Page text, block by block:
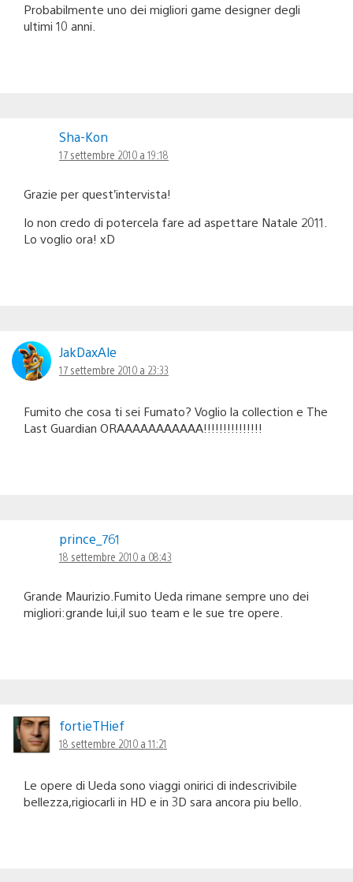
Probabilmente uno dei migliori game designer degli
ultimi 10 anni.
Sha-Kon
17 settembre 2010 a 19:18
Grazie per quest’intervista!
Io non credo di potercela fare ad aspettare Natale 2011.
Lo voglio ora! xD
JakDaxAle
17 settembre 2010 a 23:33
Fumito che cosa ti sei Fumato? Voglio la collection e The
Last Guardian ORAAAAAAAAAAA!!!!!!!!!!!!!!!
prince_761
18 settembre 2010 a 08:43
Grande Maurizio.Fumito Ueda rimane sempre uno dei
migliori:grande lui,il suo team e le sue tre opere.
fortieTHief
18 settembre 2010 a 11:21
Le opere di Ueda sono viaggi onirici di indescrivibile
bellezza,rigiocarli in HD e in 3D sara ancora piu bello.